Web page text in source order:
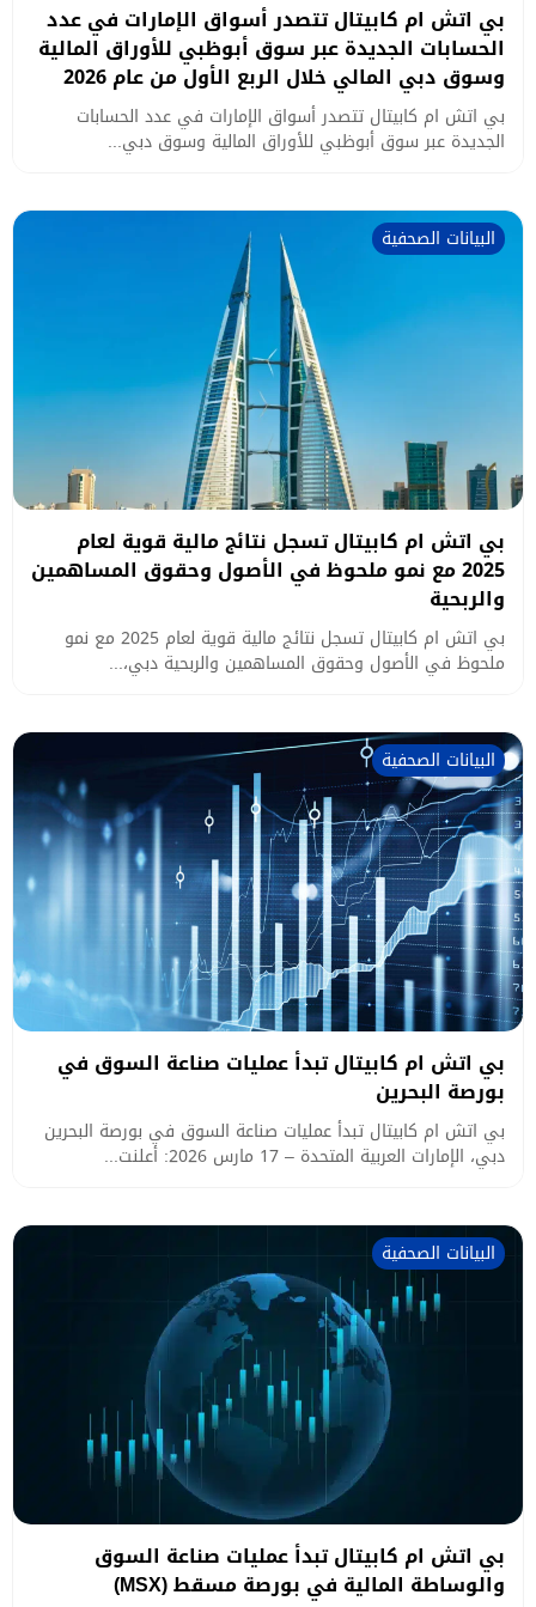
بي اتش ام كابيتال تتصدر أسواق الإمارات في عدد
الحسابات الجديدة عبر سوق أبوظبي للأوراق المالية
وسوق دبي المالي خلال الربع الأول من عام 2026
بي اتش ام كابيتال تتصدر أسواق الإمارات في عدد الحسابات
الجديدة عبر سوق أبوظبي للأوراق المالية وسوق دبي...
البيانات الصحفية
بي اتش ام كابيتال تسجل نتائج مالية قوية لعام
2025 مع نمو ملحوظ في الأصول وحقوق المساهمين
والربحية
بي اتش ام كابيتال تسجل نتائج مالية قوية لعام 2025 مع نمو
ملحوظ في الأصول وحقوق المساهمين والربحية دبي،...
البيانات الصحفية
بي اتش ام كابيتال تبدأ عمليات صناعة السوق في
بورصة البحرين
بي اتش ام كابيتال تبدأ عمليات صناعة السوق في بورصة البحرين
دبي، الإمارات العربية المتحدة – 17 مارس 2026: أعلنت...
البيانات الصحفية
بي اتش ام كابيتال تبدأ عمليات صناعة السوق
والوساطة المالية في بورصة مسقط (MSX)